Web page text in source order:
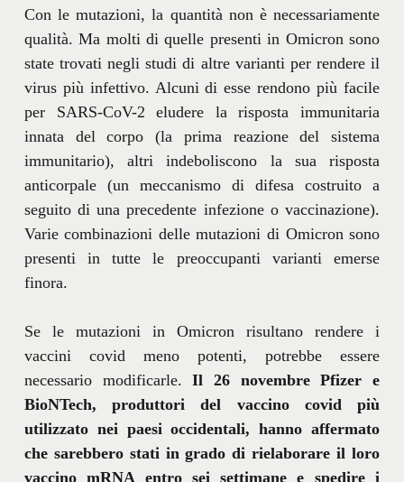
Con le mutazioni, la quantità non è necessariamente
qualità. Ma molti di quelle presenti in Omicron sono
state trovati negli studi di altre varianti per rendere il
virus più infettivo. Alcuni di esse rendono più facile
per SARS-CoV-2 eludere la risposta immunitaria
innata del corpo (la prima reazione del sistema
immunitario), altri indeboliscono la sua risposta
anticorpale (un meccanismo di difesa costruito a
seguito di una precedente infezione o vaccinazione).
Varie combinazioni delle mutazioni di Omicron sono
presenti in tutte le preoccupanti varianti emerse
finora.
Se le mutazioni in Omicron risultano rendere i
vaccini covid meno potenti, potrebbe essere
necessario modificarle.Il 26 novembre Pfizer e
BioNTech, produttori del vaccino covid più
utilizzato nei paesi occidentali, hanno affermato
che sarebbero stati in grado di rielaborare il loro
vaccino mRNA entro sei settimane e spedire i